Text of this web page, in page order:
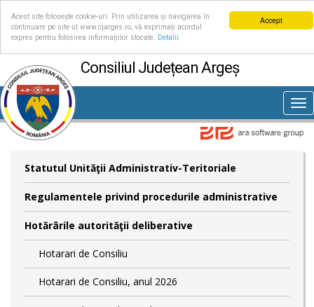
Accept
Acest site folosește cookie-uri. Prin utilizarea și navigarea în
continuare pe site-ul www.cjarges.ro, vă exprimați acordul
expres pentru folosirea informațiilor stocate.
Detalii
Consiliul Județean Argeș
Statutul Unităţii Administrativ-Teritoriale
Regulamentele privind procedurile administrative
Hotărârile autorităţii deliberative
Hotarari de Consiliu
Hotarari de Consiliu, anul 2026